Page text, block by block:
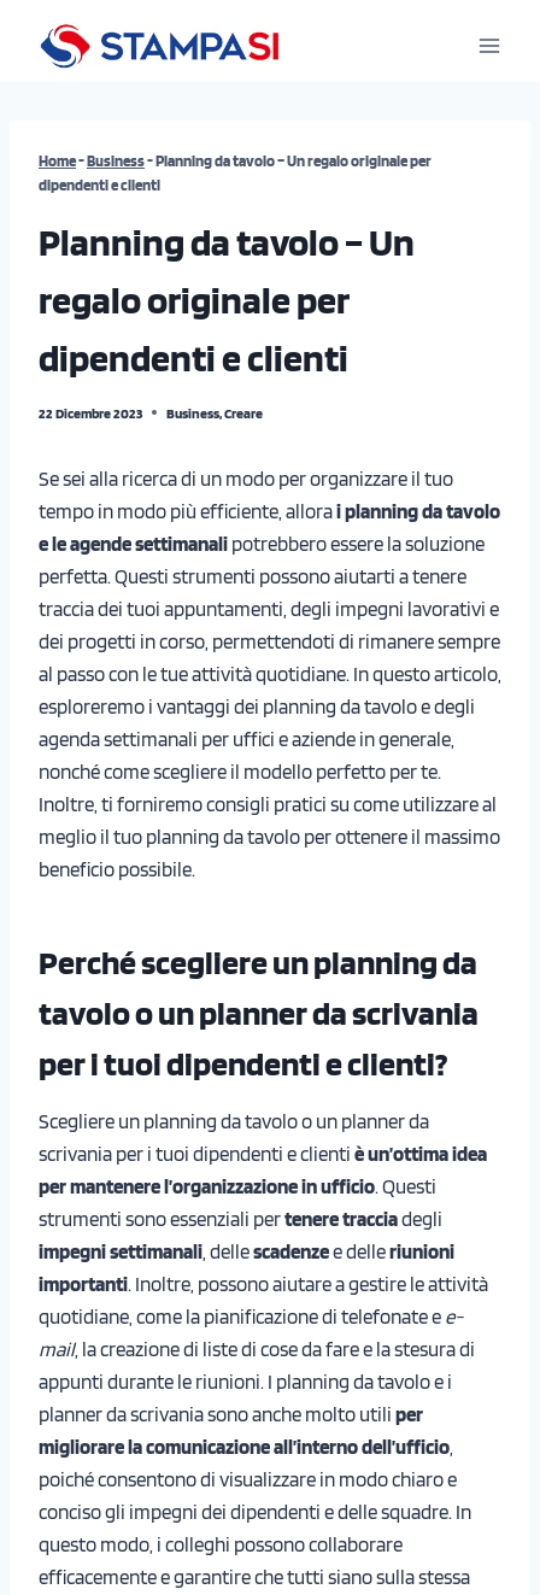
Home-Business-Planning da tavolo – Un regalo originale per
dipendenti e clienti
Planning da tavolo – Un
regalo originale per
dipendenti e clienti
22 Dicembre 2023 Business,Creare
Se sei alla ricerca di un modo per organizzare il tuo
tempo in modo più efficiente, allorai planning da tavolo
e le agende settimanali potrebbero essere la soluzione
perfetta. Questi strumenti possono aiutarti a tenere
traccia dei tuoi appuntamenti, degli impegni lavorativi e
dei progetti in corso, permettendoti di rimanere sempre
al passo con le tue attività quotidiane. In questo articolo,
esploreremo i vantaggi dei planning da tavolo e degli
agenda settimanali per uffici e aziende in generale,
nonché come scegliere il modello perfetto per te.
Inoltre, ti forniremo consigli pratici su come utilizzare al
meglio il tuo planning da tavolo per ottenere il massimo
beneficio possibile.
Perché scegliere un planning da
tavolo o un planner da scrivania
per i tuoi dipendenti e clienti?
Scegliere un planning da tavolo o un planner da
scrivania per i tuoi dipendenti e clienti è un’ottima idea
per mantenere l’organizzazione in ufficio. Questi
strumenti sono essenziali pertenere tracciadegli
impegni settimanali , dellescadenzee delleriunioni
importanti. Inoltre, possono aiutare a gestire le attività
quotidiane, come la pianificazione di telefonate e e-
mail, la creazione di liste di cose da fare e la stesura di
appunti durante le riunioni. I planning da tavolo e i
planner da scrivania sono anche molto utili per
migliorare la comunicazione all’interno dell’ufficio
poiché consentono di visualizzare in modo chiaro e
conciso gli impegni dei dipendenti e delle squadre. In
questo modo, i colleghi possono collaborare
efficacemente e garantire che tutti siano sulla stessa